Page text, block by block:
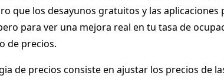
que los desayunos gratuitos y las aplicaciones
para ver una mejora real en tu tasa de
de precios.
de precios consiste en ajustar los precios de